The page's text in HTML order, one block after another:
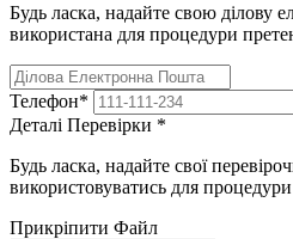
Будь ласка, надайте свою ділову
використана для процедури
Телефон*
Деталі Перевірки *
Будь ласка, надайте свої
використовуватись для процедури
Прикріпити Файл